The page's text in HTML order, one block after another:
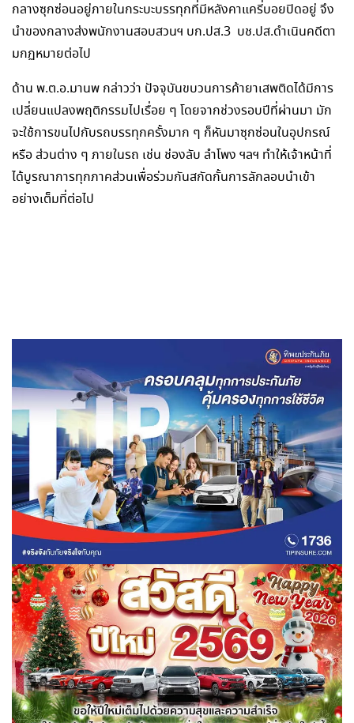
กลางซุกซ่อนอยู่ภายในกระบะบรรทุกที่มีหลังคาแครี่บอยปิดอยู่ จึง
นำของกลางส่งพนักงานสอบสวนฯ บก.ปส.3 บช.ปส.ดำเนินคดีตา
มกฏหมายต่อไป
ด้าน พ.ต.อ.มานพ กล่าวว่า ปัจจุบันขบวนการค้ายาเสพติดได้มีการ
เปลี่ยนแปลงพฤติกรรมไปเรื่อย ๆ โดยจากช่วงรอบปีที่ผ่านมา มัก
จะใช้การขนไปกับรถบรรทุกครั้งมาก ๆ ก็หันมาซุกซ่อนในอุปกรณ์
หรือ ส่วนต่าง ๆ ภายในรถ เช่น ช่องลับ ลำโพง ฯลฯ ทำให้เจ้าหน้าที่
ได้บูรณาการทุกภาคส่วนเพื่อร่วมกันสกัดกั้นการลักลอบนำเข้า
อย่างเต็มที่ต่อไป